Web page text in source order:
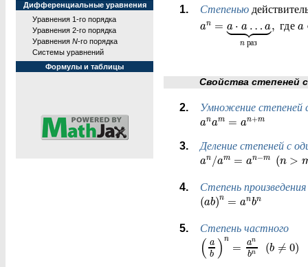
Дифференциальные уравнения
Уравнения 1-го порядка
Уравнения 2-го порядка
Уравнения N-го порядка
Системы уравнений
Формулы и таблицы
Степенью
an = a ⋅ a … a

n раз
, где a
Свойства степеней с
Умножение степеней
anam = an+m
Деление степеней с
an /am = an−m (n >
Степень произведения
(ab)n = anbn
Степень частного
( a
b ) n
= an
bn (b ≠ 0)